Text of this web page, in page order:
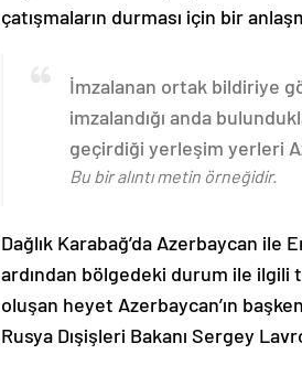
çatışmaların durması için bir
İmzalanan ortak bildiriye
imzalandığı anda
geçirdiği yerleşim yerleri
Bu bir alıntı metin örneğidir.
Dağlık Karabağ’da Azerbaycan ile
ardından bölgedeki durum ile
oluşan heyet Azerbaycan’ın
Rusya Dışişleri Bakanı Sergey